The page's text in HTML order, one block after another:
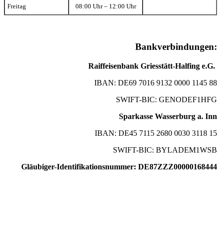
Freitag 08:00 Uhr – 12:00 Uhr
Bankverbindungen:
Raiffeisenbank Griesstätt-Halfing e.G.
IBAN: DE69 7016 9132 0000 1145 88
SWIFT-BIC: GENODEF1HFG
Sparkasse Wasserburg a. Inn
IBAN: DE45 7115 2680 0030 3118 15
SWIFT-BIC: BYLADEM1WSB
Gläubiger-Identifikationsnummer: DE87ZZZ00000168444